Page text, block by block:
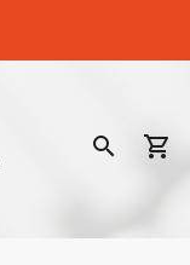
search shopping_cart